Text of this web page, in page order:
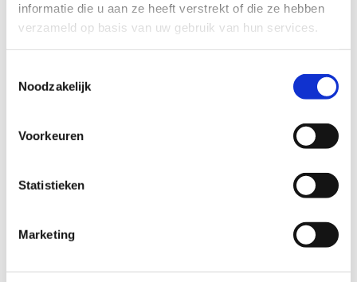
informatie die u aan ze heeft verstrekt of die ze hebben
verzameld op basis van uw gebruik van hun services.
Noodzakelijk
Voorkeuren
Statistieken
Marketing
Contactformulier
Naam*
Telefoonnummer